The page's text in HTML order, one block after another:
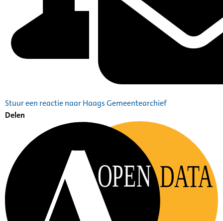
Stuur een reactie naar Haags Gemeentearchief
Delen
OPEN DATA